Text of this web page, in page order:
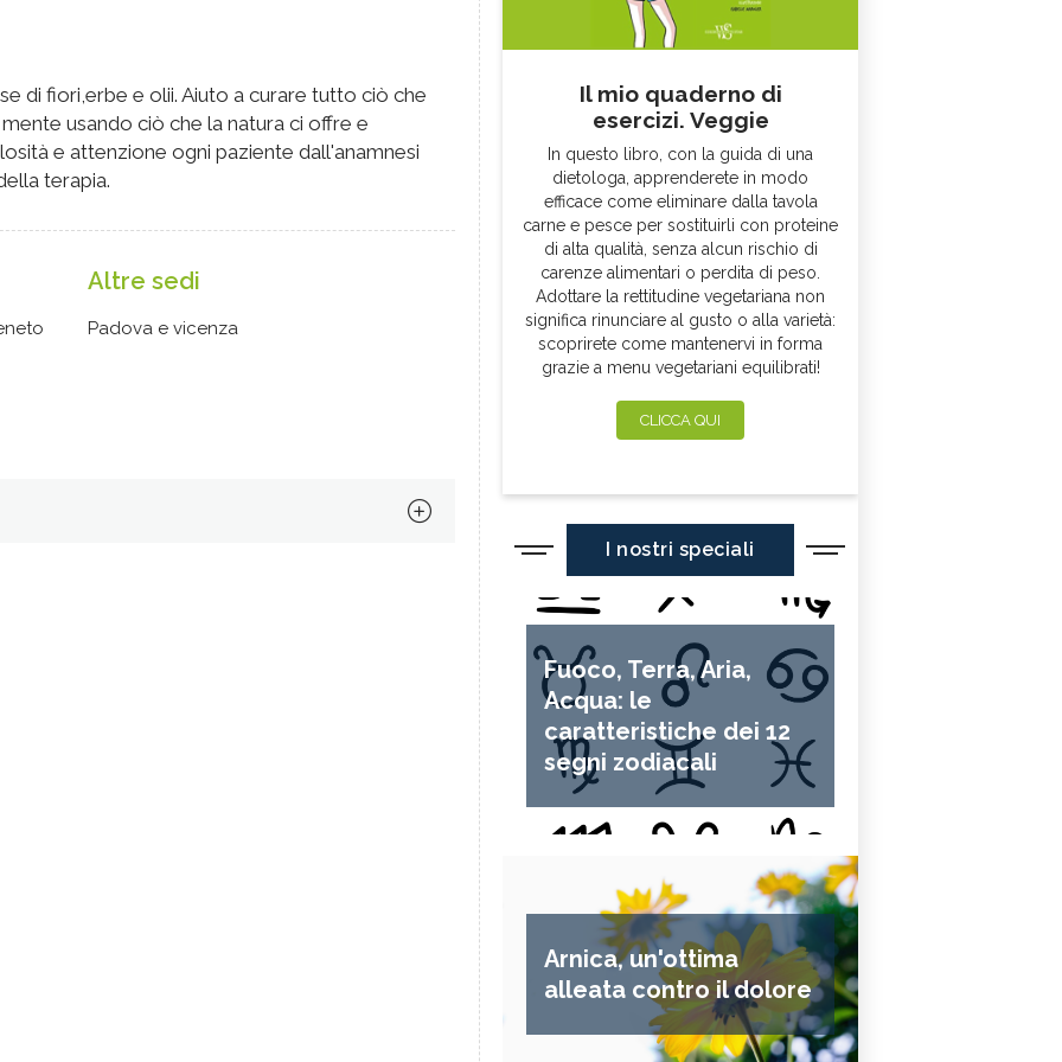
di fiori,erbe e olii. Aiuto a curare tutto ciò che
usando ciò che la natura ci offre e
e attenzione ogni paziente dall'anamnesi
terapia.
Altre sedi
Padova e vicenza
Il mio quaderno di
esercizi. Veggie
In questo libro, con la guida di una
dietologa, apprenderete in modo
efficace come eliminare dalla tavola
carne e pesce per sostituirli con proteine
di alta qualità, senza alcun rischio di
carenze alimentari o perdita di peso.
Adottare la rettitudine vegetariana non
significa rinunciare al gusto o alla varietà:
scoprirete come mantenervi in forma
grazie a menu vegetariani equilibrati!
CLICCA QUI
I nostri speciali
Fuoco, Terra, Aria,
Acqua: le
caratteristiche dei 12
segni zodiacali
Arnica, un'ottima
alleata contro il dolore